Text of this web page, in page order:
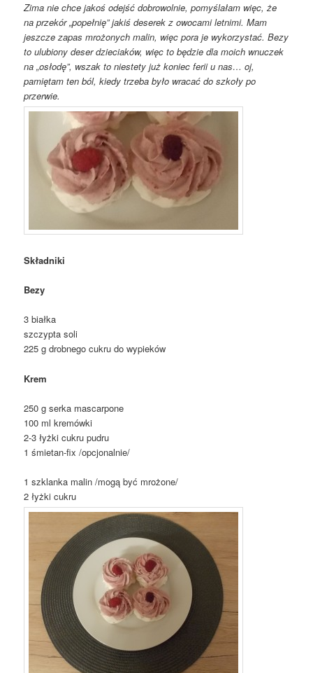
Zima nie chce jakoś odejść dobrowolnie, pomyślałam więc, że
na przekór „popełnię” jakiś deserek z owocami letnimi. Mam
jeszcze zapas mrożonych malin, więc pora je wykorzystać. Bezy
to ulubiony deser dzieciaków, więc to będzie dla moich wnuczek
na „osłodę”, wszak to niestety już koniec ferii u nas… oj,
pamiętam ten ból, kiedy trzeba było wracać do szkoły po
przerwie.
Składniki
Bezy
3 białka
szczypta soli
225 g drobnego cukru do wypieków
Krem
250 g serka mascarpone
100 ml kremówki
2-3 łyżki cukru pudru
1 śmietan-fix /opcjonalnie/
1 szklanka malin /mogą być mrożone/
2 łyżki cukru